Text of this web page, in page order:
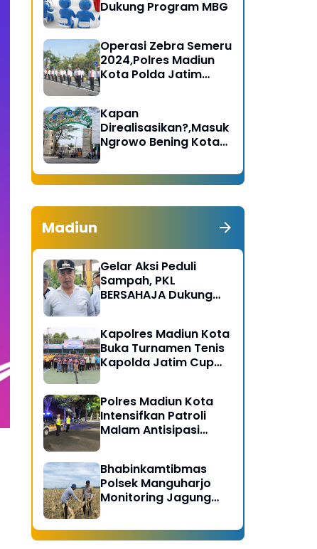
Dukung Program MBG
Operasi Zebra Semeru
2024,Polres Madiun
Kota Polda Jatim
Kapan
Direalisasikan?,Masuk
Ngrowo Bening Kota
Dikenakan Tarif
Madiun
Gelar Aksi Peduli
Sampah, PKL
BERSAHAJA Dukung
Madiun
Kapolres Madiun Kota
Buka Turnamen Tenis
Kapolda Jatim Cup
Polres Madiun Kota
Intensifkan Patroli
Malam Antisipasi
Bhabinkamtibmas
Polsek Manguharjo
Monitoring Jagung
Dukung Swasembada
Pangan 2026